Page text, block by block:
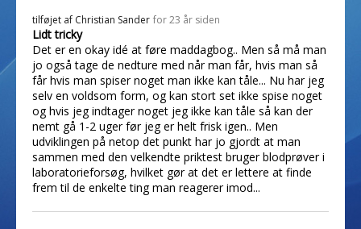
tilføjet af Christian Sander for 23 år siden
Lidt tricky
Det er en okay idé at føre maddagbog.. Men så må man
jo også tage de nedture med når man får, hvis man så
får hvis man spiser noget man ikke kan tåle... Nu har jeg
selv en voldsom form, og kan stort set ikke spise noget
og hvis jeg indtager noget jeg ikke kan tåle så kan der
nemt gå 1-2 uger før jeg er helt frisk igen.. Men
udviklingen på netop det punkt har jo gjordt at man
sammen med den velkendte priktest bruger blodprøver i
laboratorieforsøg, hvilket gør at det er lettere at finde
frem til de enkelte ting man reagerer imod...